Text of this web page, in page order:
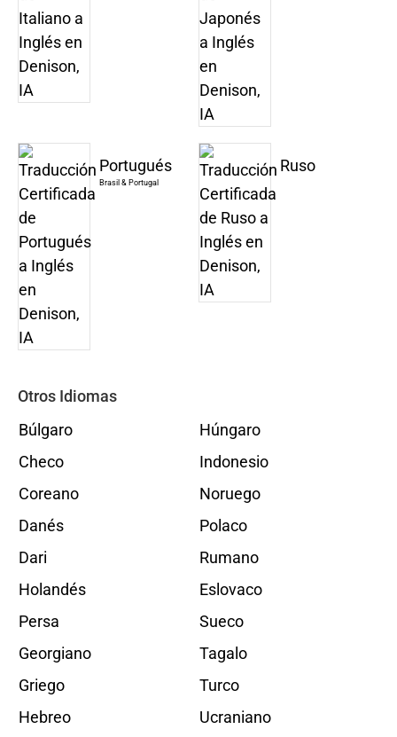
Portugués
Brasil & Portugal
Ruso
Otros Idiomas
Búlgaro
Checo
Coreano
Danés
Dari
Holandés
Persa
Georgiano
Griego
Hebreo
Húngaro
Indonesio
Noruego
Polaco
Rumano
Eslovaco
Sueco
Tagalo
Turco
Ucraniano